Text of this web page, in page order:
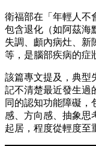
衛福部在「年輕人不
包含退化（如阿茲海
失調、顱內病灶、新
等，是腦部疾病的症
該篇專文提及，典型
記不清楚最近發生過
同的認知功能障礙，
感、方向感、抽象思
起居，程度從輕度至